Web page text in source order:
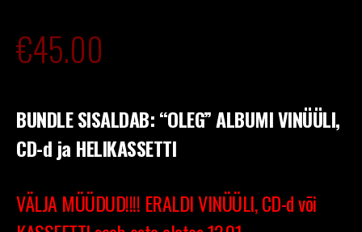
€45.00
BUNDLE SISALDAB: “OLEG” ALBUMI VINÜÜLI,
CD-d ja HELIKASSETTI
VÄLJA MÜÜDUD!!!! ERALDI VINÜÜLI, CD-d või